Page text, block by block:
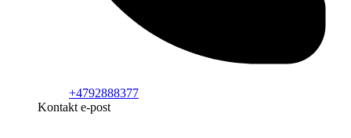
+4792888377
Kontakt e-post